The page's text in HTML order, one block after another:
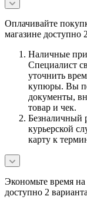
Оплачивайте
магазине доступно
Наличные при
Специалист
уточнить
купюры. Вы
документы,
товар и чек.
Безналичный
курьерской
карту к
Экономьте время
доступно 2